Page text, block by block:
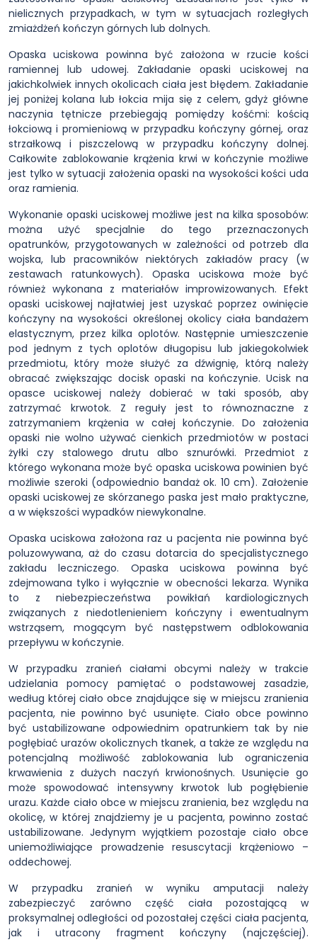
nielicznych przypadkach, w tym w sytuacjach rozległych
zmiażdżeń kończyn górnych lub dolnych.
Opaska uciskowa powinna być założona w rzucie kości
ramiennej lub udowej. Zakładanie opaski uciskowej na
jakichkolwiek innych okolicach ciała jest błędem. Zakładanie
jej poniżej kolana lub łokcia mija się z celem, gdyż główne
naczynia tętnicze przebiegają pomiędzy kośćmi: kością
łokciową i promieniową w przypadku kończyny górnej, oraz
strzałkową i piszczelową w przypadku kończyny dolnej.
Całkowite zablokowanie krążenia krwi w kończynie możliwe
jest tylko w sytuacji założenia opaski na wysokości kości uda
oraz ramienia.
Wykonanie opaski uciskowej możliwe jest na kilka sposobów:
można użyć specjalnie do tego przeznaczonych
opatrunków, przygotowanych w zależności od potrzeb dla
wojska, lub pracowników niektórych zakładów pracy (w
zestawach ratunkowych). Opaska uciskowa może być
również wykonana z materiałów improwizowanych. Efekt
opaski uciskowej najłatwiej jest uzyskać poprzez owinięcie
kończyny na wysokości określonej okolicy ciała bandażem
elastycznym, przez kilka oplotów. Następnie umieszczenie
pod jednym z tych oplotów długopisu lub jakiegokolwiek
przedmiotu, który może służyć za dźwignię, którą należy
obracać zwiększając docisk opaski na kończynie. Ucisk na
opasce uciskowej należy dobierać w taki sposób, aby
zatrzymać krwotok. Z reguły jest to równoznaczne z
zatrzymaniem krążenia w całej kończynie. Do założenia
opaski nie wolno używać cienkich przedmiotów w postaci
żyłki czy stalowego drutu albo sznurówki. Przedmiot z
którego wykonana może być opaska uciskowa powinien być
możliwie szeroki (odpowiednio bandaż ok. 10 cm). Założenie
opaski uciskowej ze skórzanego paska jest mało praktyczne,
a w większości wypadków niewykonalne.
Opaska uciskowa założona raz u pacjenta nie powinna być
poluzowywana, aż do czasu dotarcia do specjalistycznego
zakładu leczniczego. Opaska uciskowa powinna być
zdejmowana tylko i wyłącznie w obecności lekarza. Wynika
to z niebezpieczeństwa powikłań kardiologicznych
związanych z niedotlenieniem kończyny i ewentualnym
wstrząsem, mogącym być następstwem odblokowania
przepływu w kończynie.
W przypadku zranień ciałami obcymi należy w trakcie
udzielania pomocy pamiętać o podstawowej zasadzie,
według której ciało obce znajdujące się w miejscu zranienia
pacjenta, nie powinno być usunięte. Ciało obce powinno
być ustabilizowane odpowiednim opatrunkiem tak by nie
pogłębiać urazów okolicznych tkanek, a także ze względu na
potencjalną możliwość zablokowania lub ograniczenia
krwawienia z dużych naczyń krwionośnych. Usunięcie go
może spowodować intensywny krwotok lub pogłębienie
urazu. Każde ciało obce w miejscu zranienia, bez względu na
okolicę, w której znajdziemy je u pacjenta, powinno zostać
ustabilizowane. Jedynym wyjątkiem pozostaje ciało obce
uniemożliwiające prowadzenie resuscytacji krążeniowo –
oddechowej.
W przypadku zranień w wyniku amputacji należy
zabezpieczyć zarówno część ciała pozostającą w
proksymalnej odległości od pozostałej części ciała pacjenta,
jak i utracony fragment kończyny (najczęściej).